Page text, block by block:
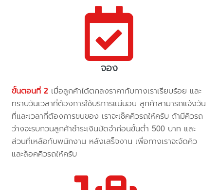
จอง
ขั้นตอนที่ 2 เมื่อลูกค้าได้ตกลงราคากับทางเราเรียบร้อย และ
ทราบวันเวลาที่ต้องการใช้บริการแน่นอน ลูกค้าสามารถแจ้งวัน
ที่และเวลาที่ต้องการขนของ เราจะเช็คคิวรถให้ครับ ถ้ามีคิวรถ
ว่างจะรบกวนลูกค้าชำระเงินมัดจำก่อนขั้นต่ำ 500 บาท และ
ส่วนที่เหลือกับพนักงาน หลังเสร็จงาน เพื่อทางเราจะจัดคิว
และล็อคคิวรถให้ครับ